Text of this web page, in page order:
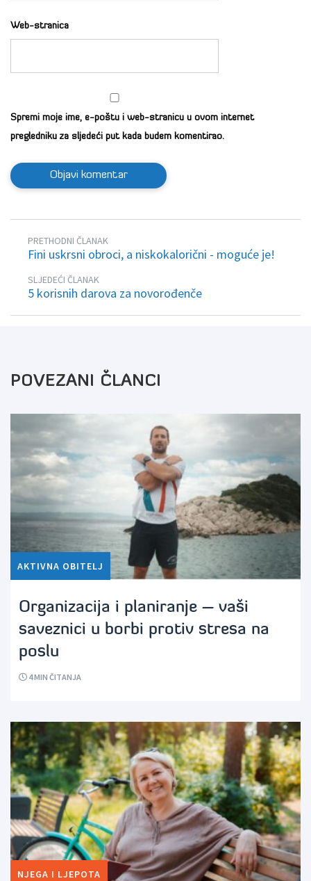
Web-stranica
Spremi moje ime, e-poštu i web-stranicu u ovom internet
pregledniku za sljedeći put kada budem komentirao.
PRETHODNI ČLANAK
Fini uskrsni obroci, a niskokalorični - moguće je!
SLJEDEĆI ČLANAK
5 korisnih darova za novorođenče
POVEZANI ČLANCI
AKTIVNA OBITELJ
Organizacija i planiranje – vaši
saveznici u borbi protiv stresa na
poslu
4MIN ČITANJA
NJEGA I LJEPOTA